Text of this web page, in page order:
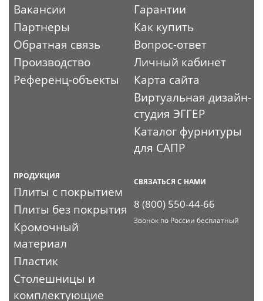
Вакансии
Партнеры
Обратная связь
Производство
Референц-объекты
Гарантии
Как купить
Вопрос-ответ
Личный кабинет
Карта сайта
Виртуальная дизайн-
студия ЭГГЕР
Каталог фурнитуры
для САПР
ПРОДУКЦИЯ
Плиты с покрытием
Плиты без покрытия
Кромочный
материал
Пластик
Столешницы и
комплектующие
СВЯЗАТЬСЯ С НАМИ
8 (800) 550-44-66
Звонок по России бесплатный